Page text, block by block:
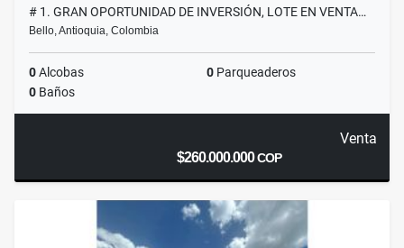
# 1. GRAN OPORTUNIDAD DE INVERSIÓN, LOTE EN VENTA…
Bello, Antioquia, Colombia
0Alcobas 0 Parqueaderos
0 Baños
Venta
$260.000.000COP